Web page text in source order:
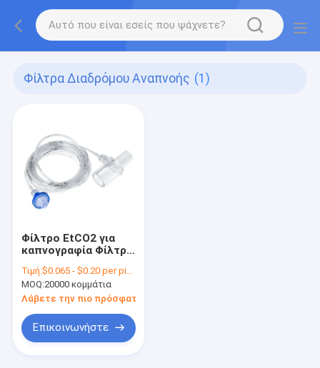
Φίλτρα Διαδρόμου Αναπνοής (1)
Φίλτρο EtCO2 για
καπνογραφία Φίλτρο
δειγματοληψίας
Capno Φίλτρο
γραμμής
δειγματοληψίας CO2
Φίλτρο
Τιμή:$0.065 - $0.20 per piece
MOQ:20000 κομμάτια
Λάβετε την πιο πρόσφατη τιμή
Επικοινωνήστε